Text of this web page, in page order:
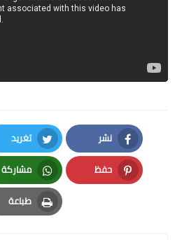
نشر
Facebook
تغريد
Twitter
حفظ
Pinterest
مشاركة
Whatsapp
طباعة
Print